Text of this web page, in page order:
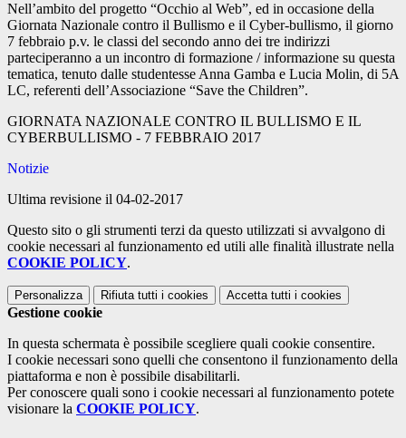
Nell’ambito del progetto “Occhio al Web”, ed in occasione della
Giornata Nazionale contro il Bullismo e il Cyber-bullismo, il giorno
7 febbraio p.v. le classi del secondo anno dei tre indirizzi
parteciperanno a un incontro di formazione / informazione su questa
tematica, tenuto dalle studentesse Anna Gamba e Lucia Molin, di 5A
LC, referenti dell’Associazione “Save the Children”.
GIORNATA NAZIONALE CONTRO IL BULLISMO E IL
CYBERBULLISMO - 7 FEBBRAIO 2017
Notizie
Ultima revisione il 04-02-2017
Questo sito o gli strumenti terzi da questo utilizzati si avvalgono di
cookie necessari al funzionamento ed utili alle finalità illustrate nella
COOKIE POLICY.
Personalizza Rifiuta tutti i cookies Accetta tutti i cookies
Gestione cookie
In questa schermata è possibile scegliere quali cookie consentire.
I cookie necessari sono quelli che consentono il funzionamento della
piattaforma e non è possibile disabilitarli.
Per conoscere quali sono i cookie necessari al funzionamento potete
visionare la COOKIE POLICY.